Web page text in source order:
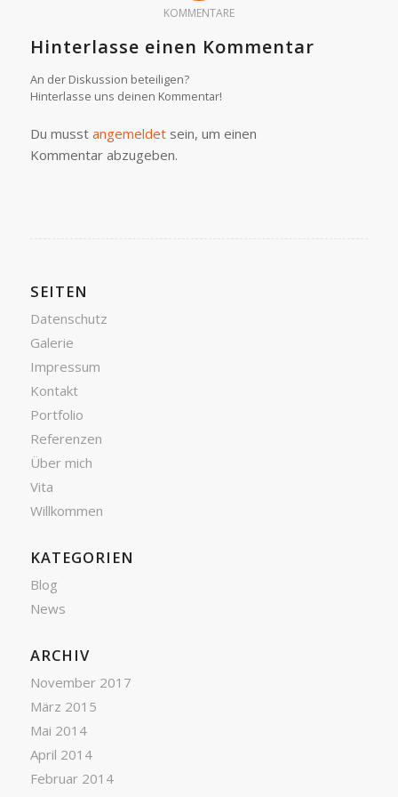
KOMMENTARE
Hinterlasse einen Kommentar
An der Diskussion beteiligen?
Hinterlasse uns deinen Kommentar!
Du musst angemeldetsein, um einen
Kommentar abzugeben.
SEITEN
Datenschutz
Galerie
Impressum
Kontakt
Portfolio
Referenzen
Über mich
Vita
Willkommen
KATEGORIEN
Blog
News
ARCHIV
November 2017
März 2015
Mai 2014
April 2014
Februar 2014